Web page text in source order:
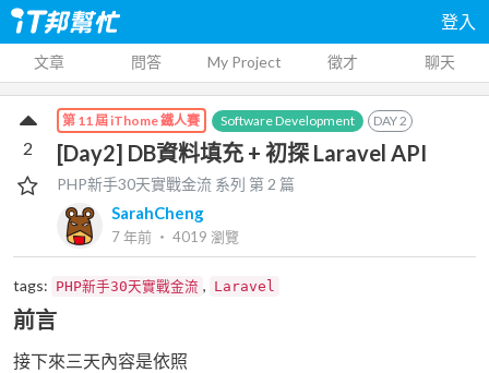
登入
文章 問答 My Project 徵才 聊天
第 11 屆 iThome 鐵人賽 Software Development DAY2
[Day2] DB資料填充 + 初探 Laravel API
PHP新手30天實戰金流 系列 第2 篇
SarahCheng
7 年前 ‧ 4019 瀏覽
2
tags: PHP新手30天實戰金流 , Laravel
前言
接下來三天內容是依照